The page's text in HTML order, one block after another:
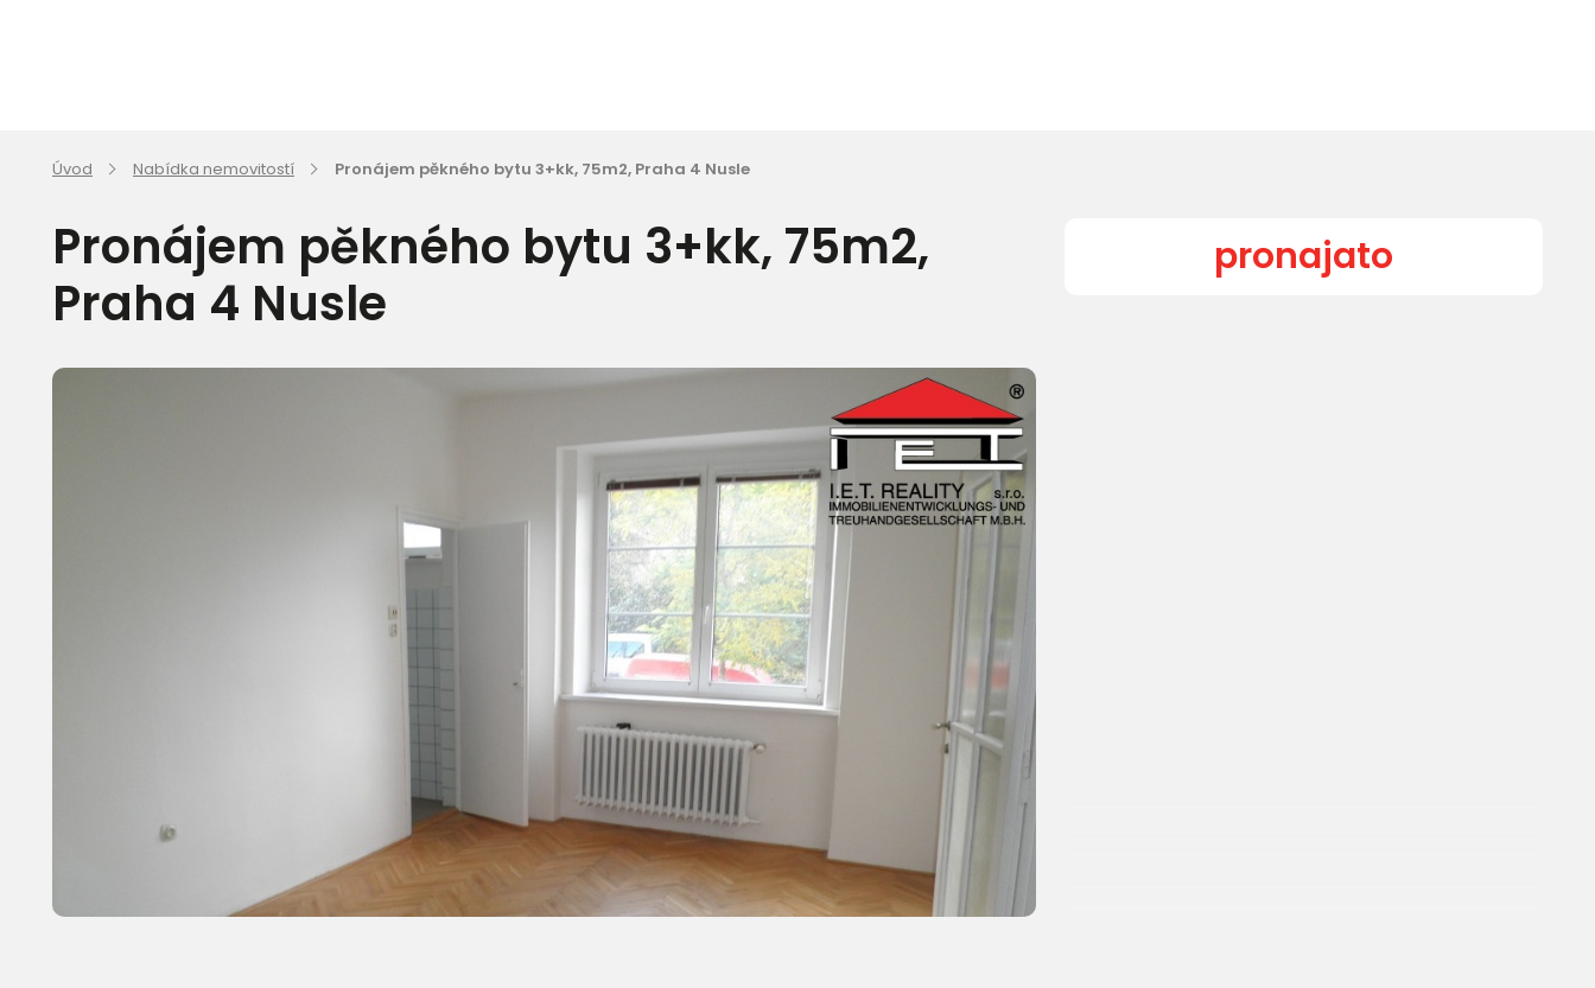
Úvod Nabídka nemovitostí Pronájem pěkného bytu 3+kk, 75m2, Praha 4 Nusle
Pronájem pěkného bytu 3+kk, 75m2,
Praha 4 Nusle
pronajato